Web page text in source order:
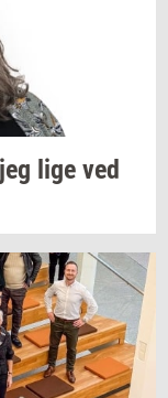
lige ved